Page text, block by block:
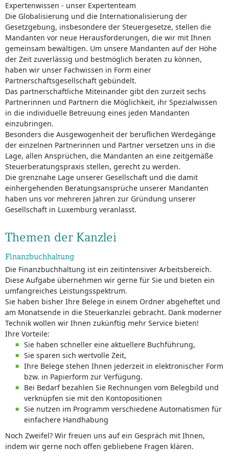
Expertenwissen - unser Expertenteam
Die Globalisierung und die Internationalisierung der
Gesetzgebung, insbesondere der Steuergesetze, stellen die
Mandanten vor neue Herausforderungen, die wir mit Ihnen
gemeinsam bewältigen. Um unsere Mandanten auf der Höhe
der Zeit zuverlässig und bestmöglich beraten zu können,
haben wir unser Fachwissen in Form einer
Partnerschaftsgesellschaft gebündelt.
Das partnerschaftliche Miteinander gibt den zurzeit sechs
Partnerinnen und Partnern die Möglichkeit, ihr Spezialwissen
in die individuelle Betreuung eines jeden Mandanten
einzubringen.
Besonders die Ausgewogenheit der beruflichen Werdegänge
der einzelnen Partnerinnen und Partner versetzen uns in die
Lage, allen Ansprüchen, die Mandanten an eine zeitgemäße
Steuerberatungspraxis stellen, gerecht zu werden.
Die grenznahe Lage unserer Gesellschaft und die damit
einhergehenden Beratungsansprüche unserer Mandanten
haben uns vor mehreren Jahren zur Gründung unserer
Gesellschaft in Luxemburg veranlasst.
Themen der Kanzlei
Finanzbuchhaltung
Die Finanzbuchhaltung ist ein zeitintensiver Arbeitsbereich.
Diese Aufgabe übernehmen wir gerne für Sie und bieten ein
umfangreiches Leistungsspektrum.
Sie haben bisher Ihre Belege in einem Ordner abgeheftet und
am Monatsende in die Steuerkanzlei gebracht. Dank moderner
Technik wollen wir Ihnen zukünftig mehr Service bieten!
Ihre Vorteile:
Sie haben schneller eine aktuellere Buchführung,
Sie sparen sich wertvolle Zeit,
Ihre Belege stehen Ihnen jederzeit in elektronischer Form
bzw. in Papierform zur Verfügung.
Bei Bedarf bezahlen Sie Rechnungen vom Belegbild und
verknüpfen sie mit den Kontopositionen
Sie nutzen im Programm verschiedene Automatismen für
einfachere Handhabung
Noch Zweifel? Wir freuen uns auf ein Gespräch mit Ihnen,
indem wir gerne noch offen gebliebene Fragen klären.